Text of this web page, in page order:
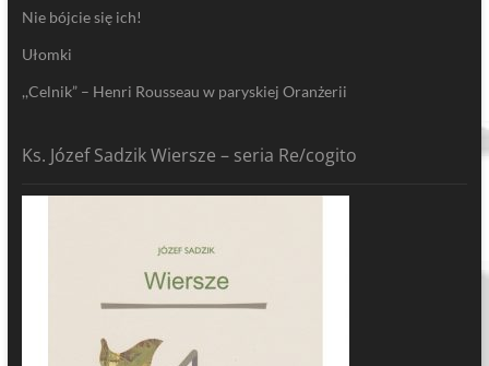
Nie bójcie się ich!
Ułomki
,,Celnik” – Henri Rousseau w paryskiej Oranżerii
Ks. Józef Sadzik Wiersze – seria Re/cogito